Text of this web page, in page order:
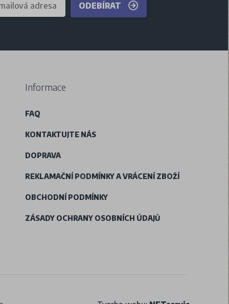
ODEBÍRAT
Informace
FAQ
KONTAKTUJTE NÁS
DOPRAVA
REKLAMAČNÍ PODMÍNKY A VRÁCENÍ ZBOŽÍ
OBCHODNÍ PODMÍNKY
ZÁSADY OCHRANY OSOBNÍCH ÚDAJŮ